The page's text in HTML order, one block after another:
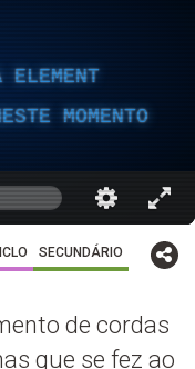
ELEMENT
MOMENTO
SECUNDÁRIO
de cordas
que se fez ao